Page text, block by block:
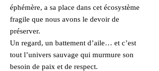
éphémère, a sa place dans cet écosystème
fragile que nous avons le devoir de
préserver.
Un regard, un battement d’aile… et c’est
tout l’univers sauvage qui murmure son
besoin de paix et de respect.